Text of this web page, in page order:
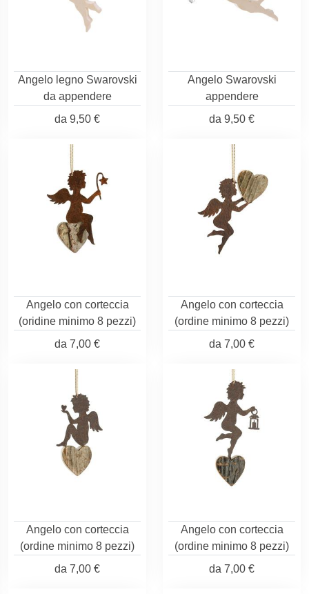
Angelo legno Swarovski
da appendere
da 9,50 €
Angelo Swarovski
appendere
da 9,50 €
Angelo con corteccia
(oridine minimo 8 pezzi)
da 7,00 €
Angelo con corteccia
(ordine minimo 8 pezzi)
da 7,00 €
Angelo con corteccia
(ordine minimo 8 pezzi)
da 7,00 €
Angelo con corteccia
(ordine minimo 8 pezzi)
da 7,00 €